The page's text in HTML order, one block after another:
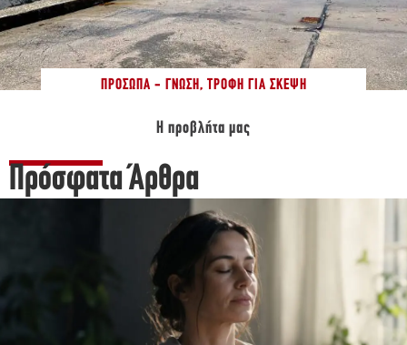
ΠΡΌΣΩΠΑ - ΓΝΏΣΗ, ΤΡΟΦΉ ΓΙΑ ΣΚΈΨΗ
Η προβλήτα μας
Πρόσφατα Άρθρα